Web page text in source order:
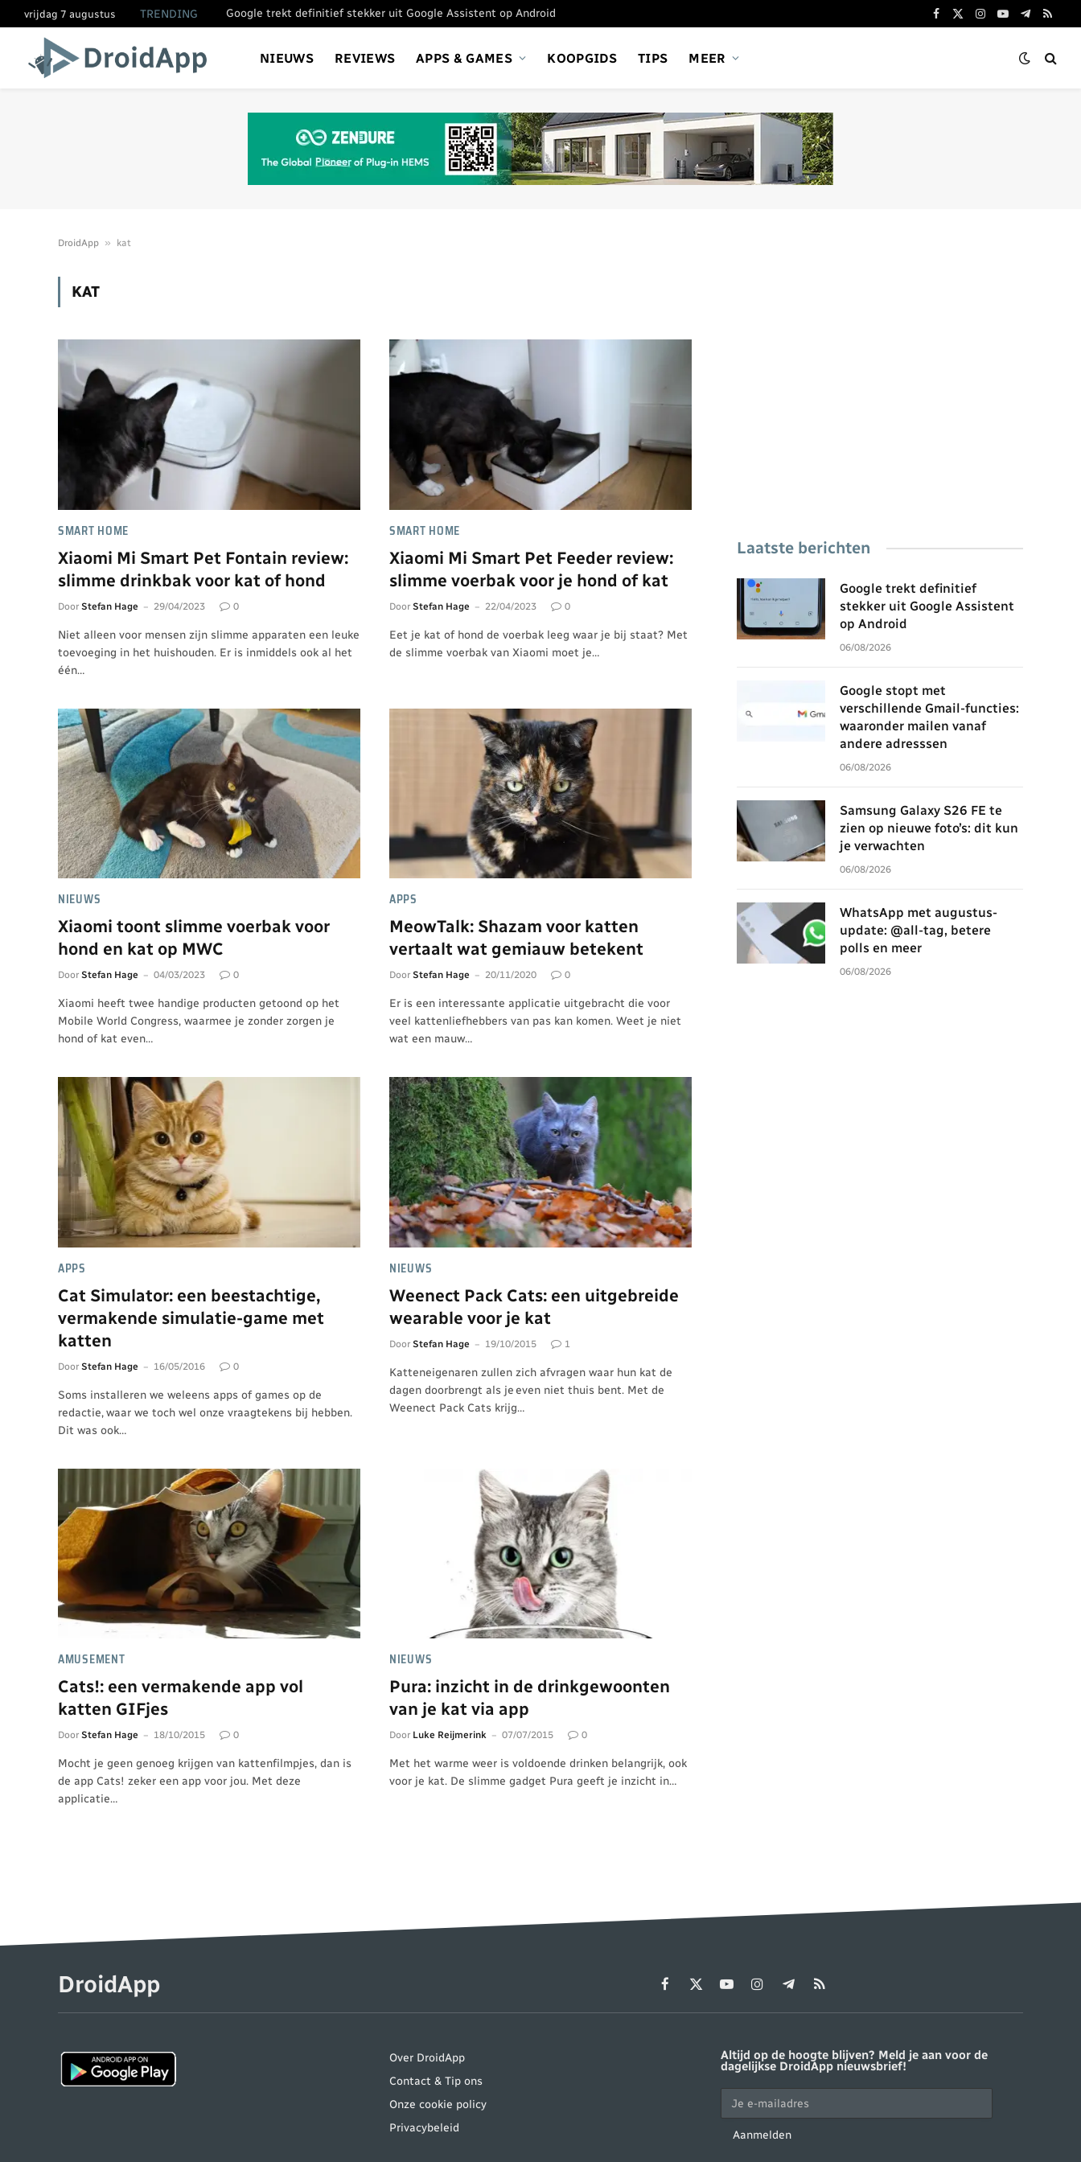
vrijdag 7 augustus TRENDING Google trekt definitief stekker uit Google Assistent op Android
Facebook
X
Instagram
YouTube
Telegram
RSS
NIEUWS REVIEWS APPS & GAMES KOOPGIDS TIPS MEER
DroidApp » kat
KAT
SMART HOME
Xiaomi Mi Smart Pet Fontain review:
slimme drinkbak voor kat of hond
Door Stefan Hage 29/04/2023 0
Niet alleen voor mensen zijn slimme apparaten een leuke
toevoeging in het huishouden. Er is inmiddels ook al het
één…
SMART HOME
Xiaomi Mi Smart Pet Feeder review:
slimme voerbak voor je hond of kat
Door Stefan Hage 22/04/2023 0
Eet je kat of hond de voerbak leeg waar je bij staat? Met
de slimme voerbak van Xiaomi moet je…
NIEUWS
Xiaomi toont slimme voerbak voor
hond en kat op MWC
Door Stefan Hage 04/03/2023 0
Xiaomi heeft twee handige producten getoond op het
Mobile World Congress, waarmee je zonder zorgen je
hond of kat even…
APPS
MeowTalk: Shazam voor katten
vertaalt wat gemiauw betekent
Door Stefan Hage 20/11/2020 0
Er is een interessante applicatie uitgebracht die voor
veel kattenliefhebbers van pas kan komen. Weet je niet
wat een mauw…
APPS
Cat Simulator: een beestachtige,
vermakende simulatie-game met
katten
Door Stefan Hage 16/05/2016 0
Soms installeren we weleens apps of games op de
redactie, waar we toch wel onze vraagtekens bij hebben.
Dit was ook…
NIEUWS
Weenect Pack Cats: een uitgebreide
wearable voor je kat
Door Stefan Hage 19/10/2015 1
Katteneigenaren zullen zich afvragen waar hun kat de
dagen doorbrengt als je even niet thuis bent. Met de
Weenect Pack Cats krijg…
AMUSEMENT
Cats!: een vermakende app vol
katten GIFjes
Door Stefan Hage 18/10/2015 0
Mocht je geen genoeg krijgen van kattenfilmpjes, dan is
de app Cats! zeker een app voor jou. Met deze
applicatie…
NIEUWS
Pura: inzicht in de drinkgewoonten
van je kat via app
Door Luke Reijmerink 07/07/2015 0
Met het warme weer is voldoende drinken belangrijk, ook
voor je kat. De slimme gadget Pura geeft je inzicht in…
Laatste berichten
Google trekt definitief
stekker uit Google Assistent
op Android
06/08/2026
Google stopt met
verschillende Gmail-functies:
waaronder mailen vanaf
andere adresssen
06/08/2026
Samsung Galaxy S26 FE te
zien op nieuwe foto’s: dit kun
je verwachten
06/08/2026
WhatsApp met augustus-
update: @all-tag, betere
polls en meer
06/08/2026
DroidApp Facebook
X
YouTubeInstagramTelegram
RSS
Over DroidApp
Contact & Tip ons
Onze cookie policy
Privacybeleid
Altijd op de hoogte blijven? Meld je aan voor de
dagelijkse DroidApp nieuwsbrief!
Aanmelden